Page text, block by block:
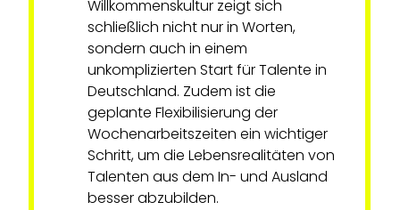
Willkommenskultur zeigt sich
schließlich nicht nur in Worten,
sondern auch in einem
unkomplizierten Start für Talente in
Deutschland. Zudem ist die
geplante Flexibilisierung der
Wochenarbeitszeiten ein wichtiger
Schritt, um die Lebensrealitäten von
Talenten aus dem In- und Ausland
besser abzubilden.